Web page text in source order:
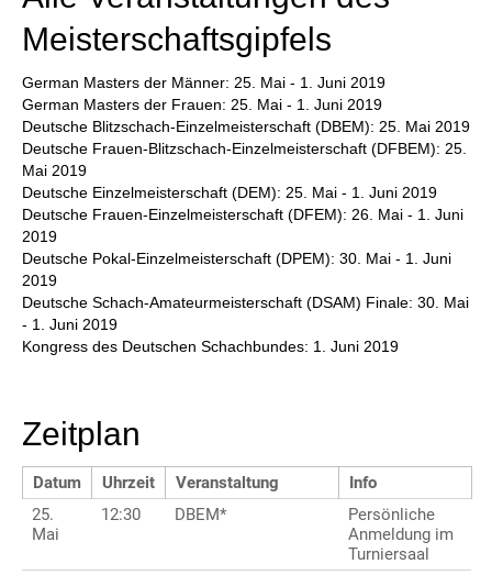
Meisterschaftsgipfels
German Masters der Männer: 25. Mai - 1. Juni 2019
German Masters der Frauen: 25. Mai - 1. Juni 2019
Deutsche Blitzschach-Einzelmeisterschaft (DBEM): 25. Mai 2019
Deutsche Frauen-Blitzschach-Einzelmeisterschaft (DFBEM): 25.
Mai 2019
Deutsche Einzelmeisterschaft (DEM): 25. Mai - 1. Juni 2019
Deutsche Frauen-Einzelmeisterschaft (DFEM): 26. Mai - 1. Juni
2019
Deutsche Pokal-Einzelmeisterschaft (DPEM): 30. Mai - 1. Juni
2019
Deutsche Schach-Amateurmeisterschaft (DSAM) Finale: 30. Mai
- 1. Juni 2019
Kongress des Deutschen Schachbundes: 1. Juni 2019
Zeitplan
Datum Uhrzeit Veranstaltung
Info
25.
Mai
12:30 DBEM*
Persönliche
Anmeldung im
Turniersaal